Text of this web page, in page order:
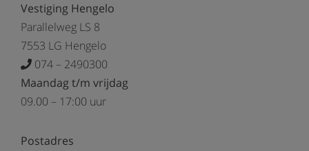
Vestiging Hengelo
Parallelweg LS 8
7553 LG Hengelo
074 – 2490300
Maandag t/m vrijdag
09.00 – 17:00 uur
Postadres